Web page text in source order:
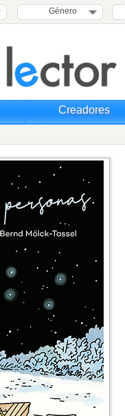
Género
Creadores